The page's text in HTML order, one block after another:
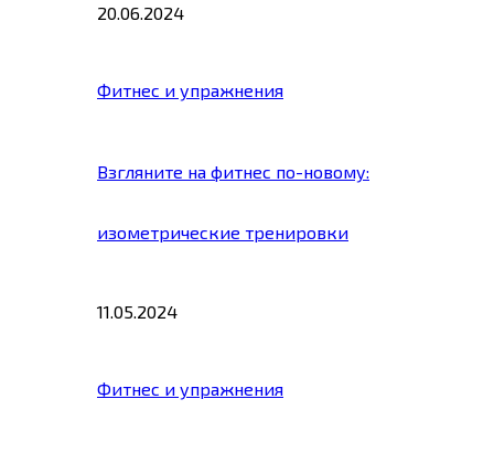
20.06.2024
Фитнес и упражнения
Взгляните на фитнес по-новому:
изометрические тренировки
11.05.2024
Фитнес и упражнения